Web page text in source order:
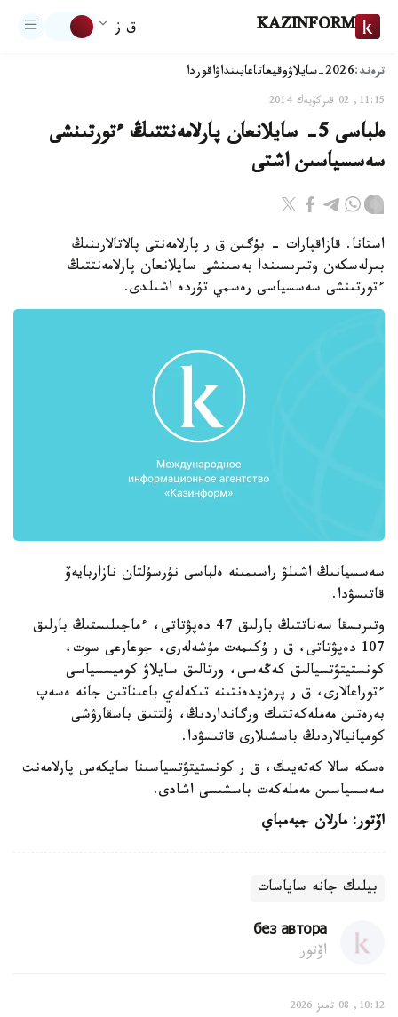
KAZINFORM ق ز
ترەند:2026-سايلاۋ وقيعاتاعايىنداۋاقوردا
11:15, 02 قىركۇيەك 2014
ەلباسى 5- سايلانعان پارلامەنتتىڭ ءتورتىنشى
سەسسياسىن اشتى
استانا. قازاقپارات - بۇگىن ق ر پارلامەنتى پالاتالارىنىڭ
بىرلەسكەن وتىرىسىندا بەسىنشى سايلانعان پارلامەنتتىڭ
ءتورتىنشى سەسسياسى رەسمي تۇردە اشىلدى.
سەسسيانىڭ اشىلۋ راسىمىنە ەلباسى نۇرسۇلتان نازاربايەۆ
قاتىسۋدا.
وتىرىسقا سەناتتىڭ بارلىق 47 دەپۋتاتى، ءماجىلىستىڭ بارلىق
107 دەپۋتاتى، ق ر ۇكىمەت مۇشەلەرى، جوعارعى سوت،
كونستيتۋتسيالىق كەڭەسى، ورتالىق سايلاۋ كوميسسياسى
ءتوراعالارى، ق ر پرەزيدەنتىنە تىكەلەي باعىناتىن جانە ەسەپ
بەرەتىن مەملەكەتتىك ورگانداردىڭ، ۇلتتىق باسقارۋشى
كومپانيالاردىڭ باسشىلارى قاتىسۋدا.
ەسكە سالا كەتەيىك، ق ر كونستيتۋتسياسىنا سايكەس پارلامەنت
سەسسياسىن مەملەكەت باسشىسى اشادى.
اۆتور: مارلان جيەمباي
بيلىك جانە ساياسات
без автора
اۆتور
10:12, 08 تامىز 2026